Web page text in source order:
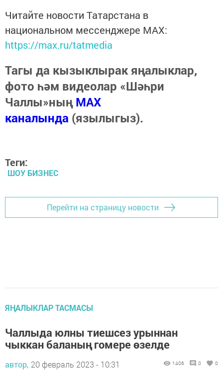
Читайте новости Татарстана в
национальном мессенджере MАХ:
https://max.ru/tatmedia
Тагы да кызыклырак яңалыклар,
фото һәм видеолар «Шәһри
Чаллы»ныңMAX
каналында (язылыгыз).
Теги:
ШОУ БИЗНЕС
Перейти на страницу новости
ЯҢАЛЫКЛАР ТАСМАСЫ
Чаллыда юлны тиешсез урыннан
чыккан баланың гомере өзелде
автор, 20 февраль 2023 - 10:31 1406 0 0